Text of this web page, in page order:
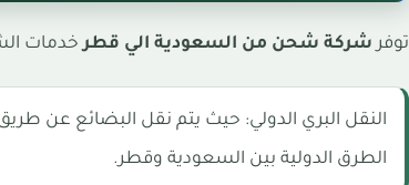
توفر شركة شحن من السعودية الي قطرخدمات
النقل البري الدولي: حيث يتم نقل البضائع عن
الطرق الدولية بين السعودية وقطر.